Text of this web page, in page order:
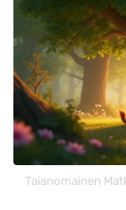
Taianomainen